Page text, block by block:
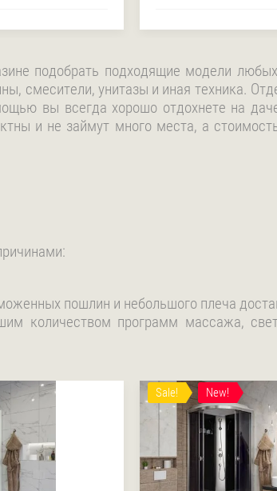
подобрать подходящие модели
смесители, унитазы и иная техника.
вы всегда хорошо отдохнете на
и не займут много места, а
пошлин и небольшого плеча
количеством программ массажа,
Sale! New!